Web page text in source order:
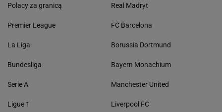
Polacy za granicą
Premier League
La Liga
Bundesliga
Serie A
Ligue 1
Real Madryt
FC Barcelona
Borussia Dortmund
Bayern Monachium
Manchester United
Liverpool FC